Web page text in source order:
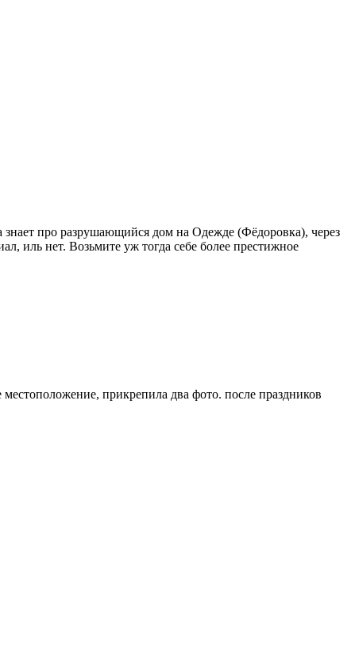
знает про разрушающийся дом на Одежде (Фёдоровка), через
иль нет. Возьмите уж тогда себе более престижное
прикрепила два фото. после праздников